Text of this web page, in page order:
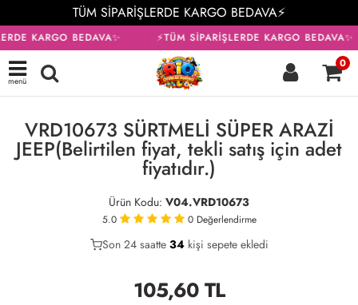
TÜM SİPARİŞLERDE KARGO BEDAVA⚡
KARGO BEDAVA✨ ⚡TÜM SİPARİŞLERDE KARGO BEDAVA✨
menü
0
VRD10673 SÜRTMELİ SÜPER ARAZİ
JEEP(Belirtilen fiyat, tekli satış için adet
fiyatıdır.)
Ürün Kodu: V04.VRD10673
5.0 0 Değerlendirme
21
Son 24 saatte 34 kişi sepete ekledi
10
105,60TL